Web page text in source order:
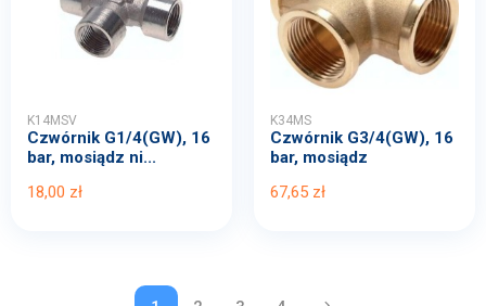
K14MSV
Czwórnik G1/4(GW), 16
bar, mosiądz ni...
18,00 zł
K34MS
Czwórnik G3/4(GW), 16
bar, mosiądz
67,65 zł